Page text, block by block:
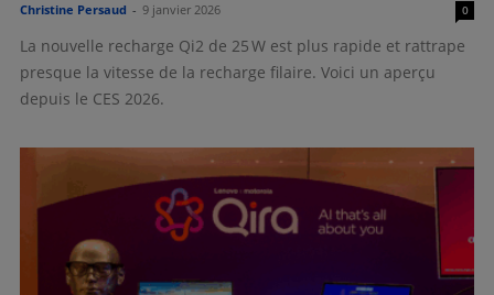
Christine Persaud - 9 janvier 2026 0
La nouvelle recharge Qi2 de 25 W est plus rapide et rattrape
presque la vitesse de la recharge filaire. Voici un aperçu
depuis le CES 2026.